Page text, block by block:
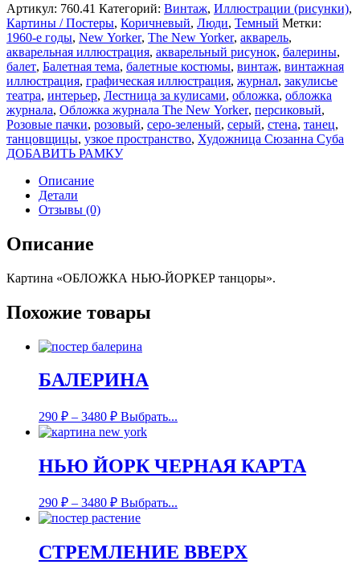
Артикул: 760.41 Категорий: Винтаж, Иллюстрации (рисунки),
Картины / Постеры, Коричневый, Люди, Темный Метки:
1960-е годы, New Yorker, The New Yorker, акварель,
акварельная иллюстрация, акварельный рисунок, балерины,
балет, Балетная тема, балетные костюмы, винтаж, винтажная
иллюстрация, графическая иллюстрация, журнал, закулисье
театра, интерьер, Лестница за кулисами, обложка, обложка
журнала, Обложка журнала The New Yorker, персиковый,
Розовые пачки, розовый, серо-зеленый, серый, стена, танец,
танцовщицы, узкое пространство, Художница Сюзанна Суба
ДОБАВИТЬ РАМКУ
Описание
Детали
Отзывы (0)
Описание
Картина «ОБЛОЖКА НЬЮ-ЙОРКЕР танцоры».
Похожие товары
БАЛЕРИНА
290 ₽ – 3480 ₽ Выбрать...
НЬЮ ЙОРК ЧЕРНАЯ КАРТА
290 ₽ – 3480 ₽ Выбрать...
СТРЕМЛЕНИЕ ВВЕРХ